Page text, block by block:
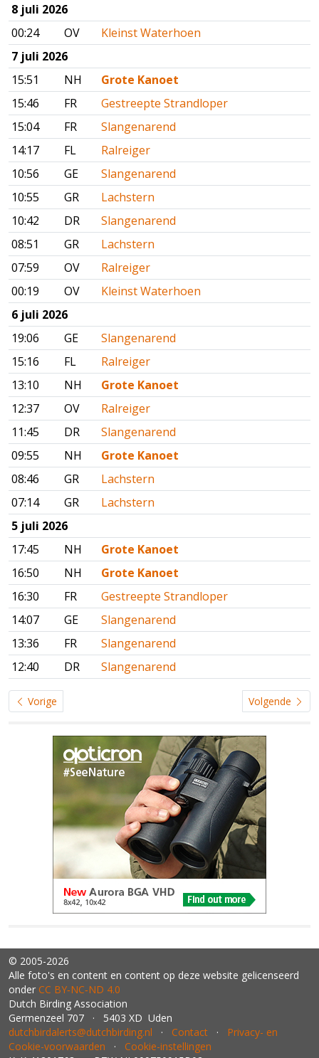
8 juli 2026
00:24
OV
Kleinst Waterhoen
7 juli 2026
15:51
NH
Grote Kanoet
15:46
FR
Gestreepte Strandloper
15:04
FR
Slangenarend
14:17
FL
Ralreiger
10:56
GE
Slangenarend
10:55
GR
Lachstern
10:42
DR
Slangenarend
08:51
GR
Lachstern
07:59
OV
Ralreiger
00:19
OV
Kleinst Waterhoen
6 juli 2026
19:06
GE
Slangenarend
15:16
FL
Ralreiger
13:10
NH
Grote Kanoet
12:37
OV
Ralreiger
11:45
DR
Slangenarend
09:55
NH
Grote Kanoet
08:46
GR
Lachstern
07:14
GR
Lachstern
5 juli 2026
17:45
NH
Grote Kanoet
16:50
NH
Grote Kanoet
16:30
FR
Gestreepte Strandloper
14:07
GE
Slangenarend
13:36
FR
Slangenarend
12:40
DR Slangenarend
Vorige Volgende
© 2005-2026
Alle foto's en content en content op deze website gelicenseerd
onder CC BY‑NC‑ND 4.0
Dutch Birding Association
Germenzeel 707 · 5403 XD Uden
dutchbirdalerts@dutchbirding.nl · Contact · Privacy- en
Cookie-voorwaarden · Cookie-instellingen